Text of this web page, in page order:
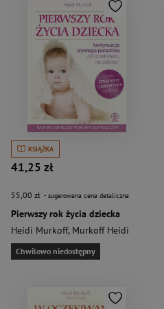
KSIĄŻKA
41,25 zł
55,00 zł - sugerowana cena detaliczna
Pierwszy rok życia dziecka
Heidi Murkoff, Murkoff Heidi
Chwilowo niedostępny